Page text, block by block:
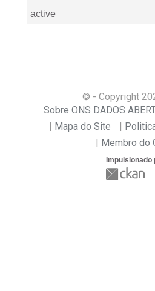
active
© - Copyright
Sobre ONS DADOS
Mapa do Site
Membro do
Impulsionado